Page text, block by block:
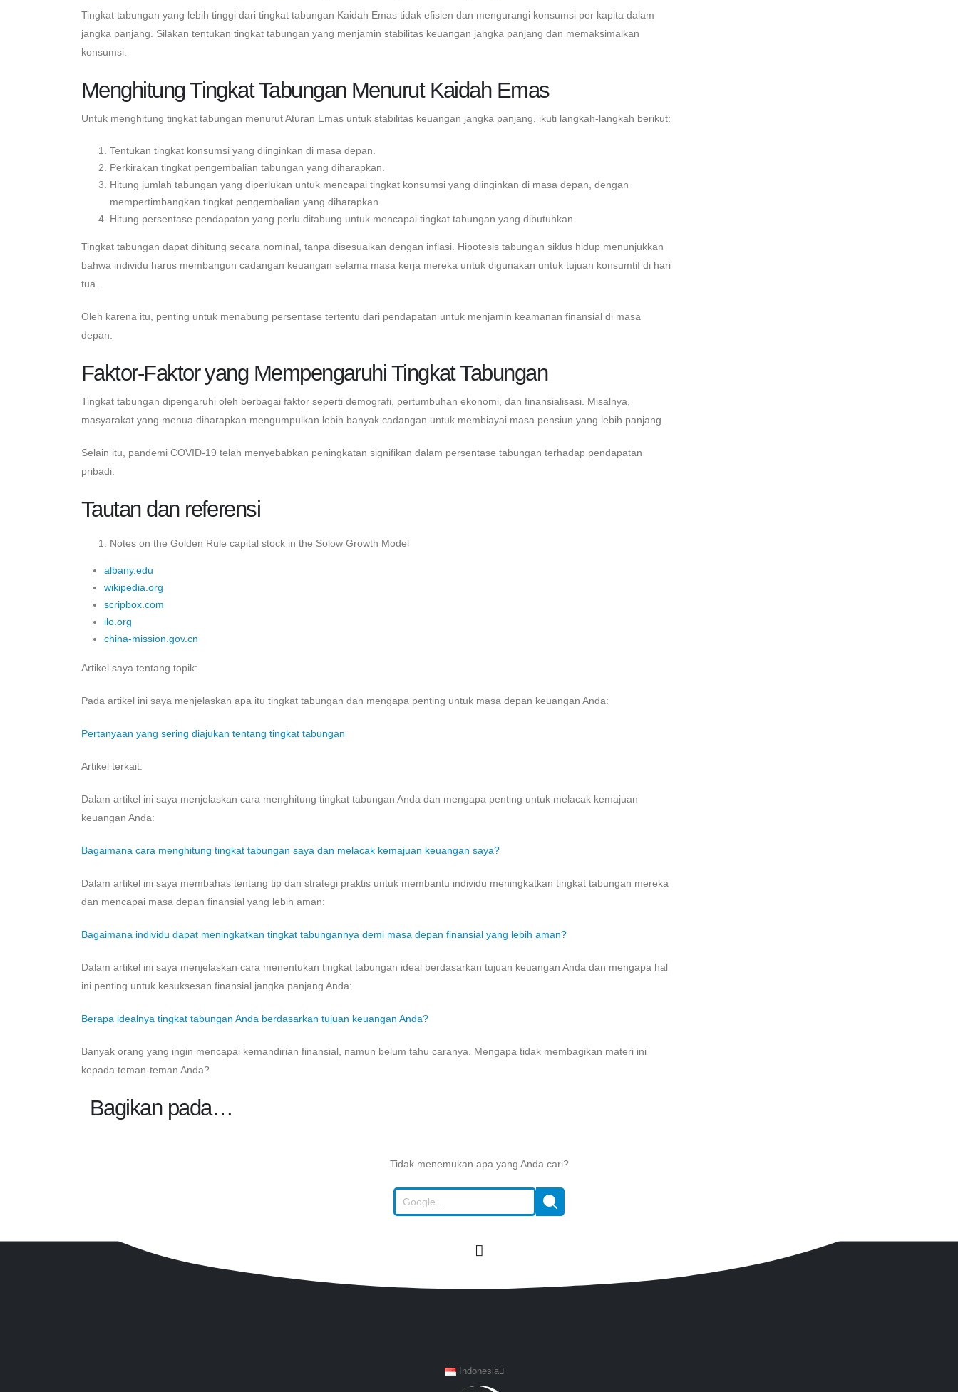
Tingkat tabungan yang lebih tinggi dari tingkat tabungan Kaidah Emas tidak efisien dan mengurangi konsumsi per kapita dalam
jangka panjang. Silakan tentukan tingkat tabungan yang menjamin stabilitas keuangan jangka panjang dan memaksimalkan
konsumsi.
Menghitung Tingkat Tabungan Menurut Kaidah Emas
Untuk menghitung tingkat tabungan menurut Aturan Emas untuk stabilitas keuangan jangka panjang, ikuti langkah-langkah berikut:
Tentukan tingkat konsumsi yang diinginkan di masa depan.
Perkirakan tingkat pengembalian tabungan yang diharapkan.
Hitung jumlah tabungan yang diperlukan untuk mencapai tingkat konsumsi yang diinginkan di masa depan, dengan
mempertimbangkan tingkat pengembalian yang diharapkan.
Hitung persentase pendapatan yang perlu ditabung untuk mencapai tingkat tabungan yang dibutuhkan.
Tingkat tabungan dapat dihitung secara nominal, tanpa disesuaikan dengan inflasi. Hipotesis tabungan siklus hidup menunjukkan
bahwa individu harus membangun cadangan keuangan selama masa kerja mereka untuk digunakan untuk tujuan konsumtif di hari
tua.
Oleh karena itu, penting untuk menabung persentase tertentu dari pendapatan untuk menjamin keamanan finansial di masa
depan.
Faktor-Faktor yang Mempengaruhi Tingkat Tabungan
Tingkat tabungan dipengaruhi oleh berbagai faktor seperti demografi, pertumbuhan ekonomi, dan finansialisasi. Misalnya,
masyarakat yang menua diharapkan mengumpulkan lebih banyak cadangan untuk membiayai masa pensiun yang lebih panjang.
Selain itu, pandemi COVID-19 telah menyebabkan peningkatan signifikan dalam persentase tabungan terhadap pendapatan
pribadi.
Tautan dan referensi
Notes on the Golden Rule capital stock in the Solow Growth Model
albany.edu
wikipedia.org
scripbox.com
ilo.org
china-mission.gov.cn
Artikel saya tentang topik:
Pada artikel ini saya menjelaskan apa itu tingkat tabungan dan mengapa penting untuk masa depan keuangan Anda:
Pertanyaan yang sering diajukan tentang tingkat tabungan
Artikel terkait:
Dalam artikel ini saya menjelaskan cara menghitung tingkat tabungan Anda dan mengapa penting untuk melacak kemajuan
keuangan Anda:
Bagaimana cara menghitung tingkat tabungan saya dan melacak kemajuan keuangan saya?
Dalam artikel ini saya membahas tentang tip dan strategi praktis untuk membantu individu meningkatkan tingkat tabungan mereka
dan mencapai masa depan finansial yang lebih aman:
Bagaimana individu dapat meningkatkan tingkat tabungannya demi masa depan finansial yang lebih aman?
Dalam artikel ini saya menjelaskan cara menentukan tingkat tabungan ideal berdasarkan tujuan keuangan Anda dan mengapa hal
ini penting untuk kesuksesan finansial jangka panjang Anda:
Berapa idealnya tingkat tabungan Anda berdasarkan tujuan keuangan Anda?
Banyak orang yang ingin mencapai kemandirian finansial, namun belum tahu caranya. Mengapa tidak membagikan materi ini
kepada teman-teman Anda?
Bagikan pada…
Tidak menemukan apa yang Anda cari?
Indonesia